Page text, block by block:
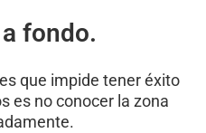
fondo.
que impide tener éxito
es no conocer la zona